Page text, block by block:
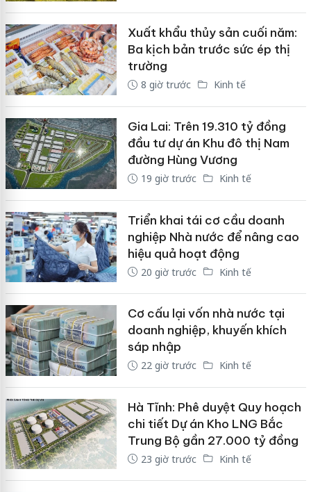
Xuất khẩu thủy sản cuối năm:
Ba kịch bản trước sức ép thị
trường
8 giờ trước Kinh tế
Gia Lai: Trên 19.310 tỷ đồng
đầu tư dự án Khu đô thị Nam
đường Hùng Vương
19 giờ trước Kinh tế
Triển khai tái cơ cầu doanh
nghiệp Nhà nước để nâng cao
hiệu quả hoạt động
20 giờ trước Kinh tế
Cơ cấu lại vốn nhà nước tại
doanh nghiệp, khuyến khích
sáp nhập
22 giờ trước Kinh tế
Hà Tĩnh: Phê duyệt Quy hoạch
chi tiết Dự án Kho LNG Bắc
Trung Bộ gần 27.000 tỷ đồng
23 giờ trước Kinh tế